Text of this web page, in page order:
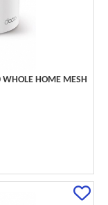
WHOLE HOME MESH